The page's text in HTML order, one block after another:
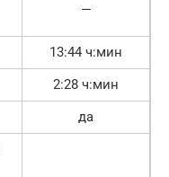
—
13:44 ч:мин
2:28 ч:мин
да